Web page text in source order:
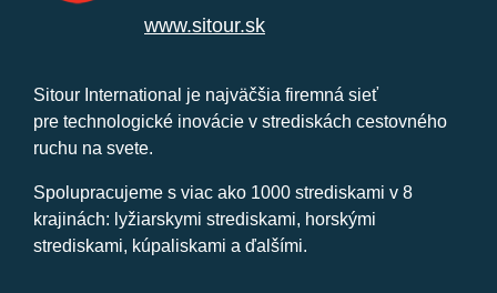
www.sitour.sk
Sitour International je najväčšia firemná sieť
pre technologické inovácie v strediskách cestovného
ruchu na svete.
Spolupracujeme s viac ako 1000 strediskami v 8
krajinách: lyžiarskymi strediskami, horskými
strediskami, kúpaliskami a ďalšími.